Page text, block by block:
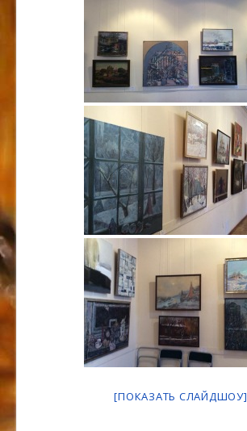
[ПОКАЗАТЬ СЛАЙДШОУ]